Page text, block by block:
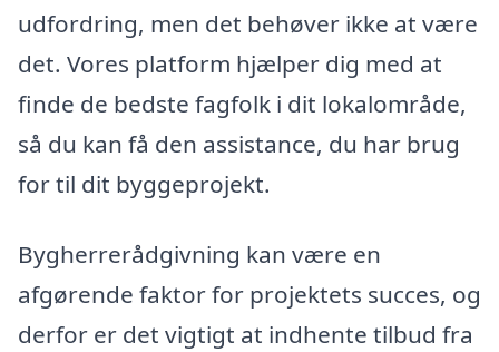
udfordring, men det behøver ikke at være
det. Vores platform hjælper dig med at
finde de bedste fagfolk i dit lokalområde,
så du kan få den assistance, du har brug
for til dit byggeprojekt.
Bygherrerådgivning kan være en
afgørende faktor for projektets succes, og
derfor er det vigtigt at indhente tilbud fra